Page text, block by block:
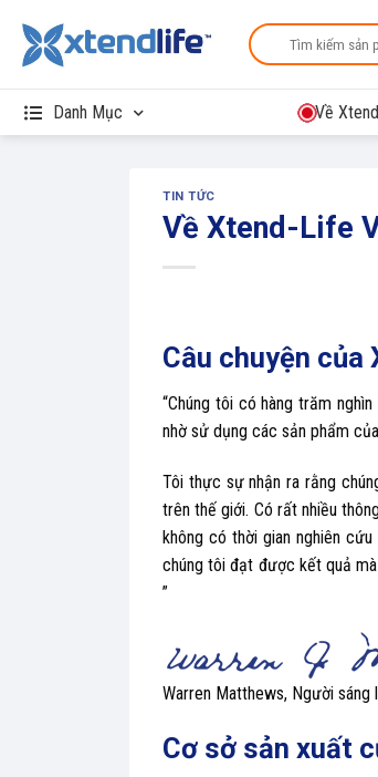
content
Danh Mục Về
TIN TỨC
Về Xtend-Life
Câu chuyện
“Chúng tôi có hàng trăm
nhờ sử dụng các sản phẩm
Tôi thực sự nhận ra rằng
trên thế giới. Có rất nhiều
không có thời gian nghiên
chúng tôi đạt được kết quả
”
Warren Matthews, Người
Cơ sở sản xuất